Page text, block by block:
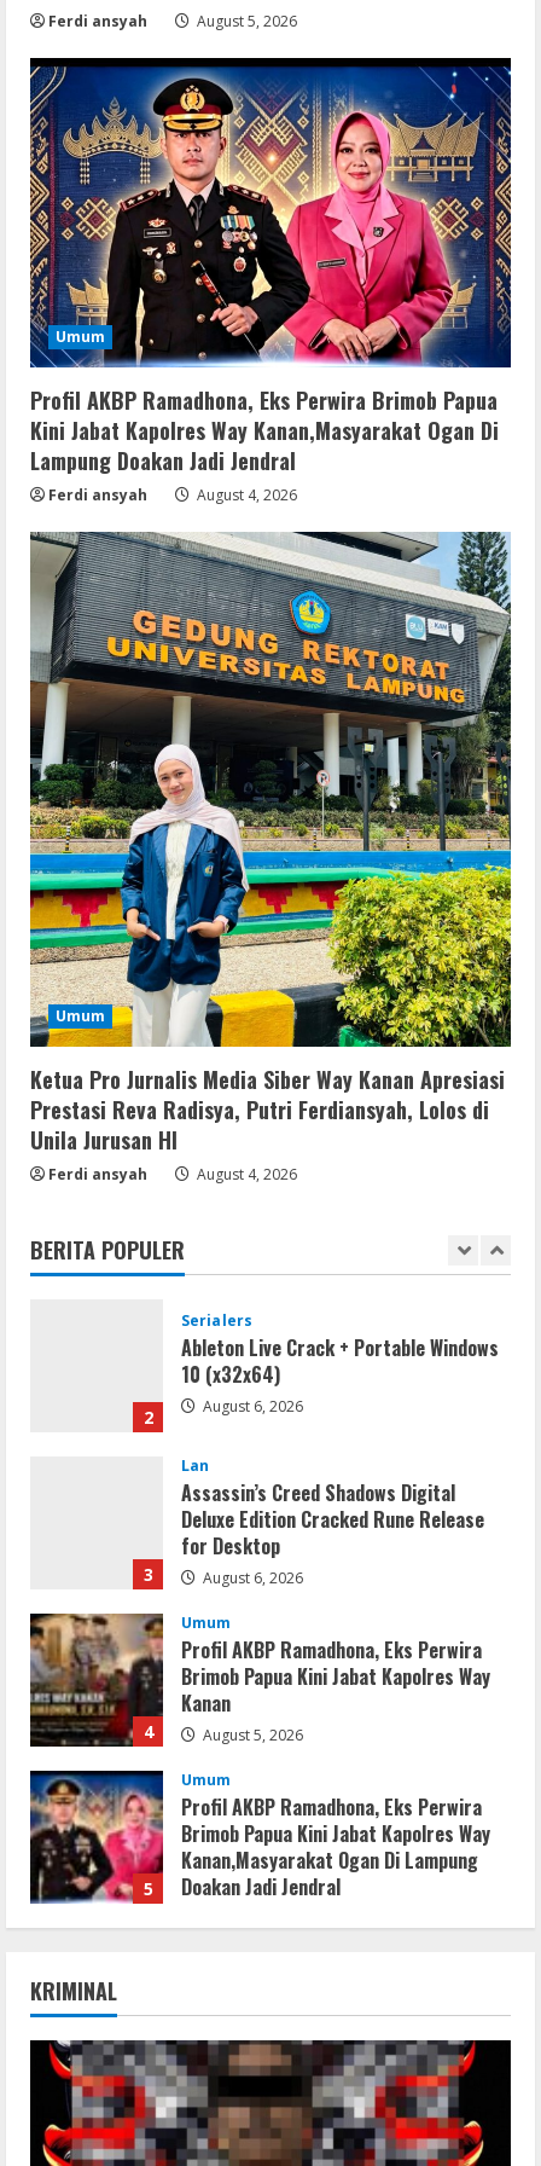
Ferdi ansyah August 5, 2026
Umum
Profil AKBP Ramadhona, Eks Perwira Brimob Papua
Kini Jabat Kapolres Way Kanan,Masyarakat Ogan Di
Lampung Doakan Jadi Jendral
Ferdi ansyah August 4, 2026
Umum
Ketua Pro Jurnalis Media Siber Way Kanan Apresiasi
Prestasi Reva Radisya, Putri Ferdiansyah, Lolos di
Unila Jurusan HI
Ferdi ansyah August 4, 2026
BERITA POPULER
2
Serialers
Ableton Live Crack + Portable Windows
10 (x32x64)
August 6, 2026
3
Lan
Assassin’s Creed Shadows Digital
Deluxe Edition Cracked Rune Release
for Desktop
August 6, 2026
4
Umum
Profil AKBP Ramadhona, Eks Perwira
Brimob Papua Kini Jabat Kapolres Way
Kanan
August 5, 2026
5
Umum
Profil AKBP Ramadhona, Eks Perwira
Brimob Papua Kini Jabat Kapolres Way
Kanan,Masyarakat Ogan Di Lampung
Doakan Jadi Jendral
1
Serialers
MATLAB Crack + Portable Clean
2
Serialers
Ableton Live Crack + Portable Windows
10 (x32x64)
August 6, 2026
3
Lan
Assassin’s Creed Shadows Digital
Deluxe Edition Cracked Rune Release
for Desktop
August 6, 2026
4
Umum
Profil AKBP Ramadhona, Eks Perwira
Brimob Papua Kini Jabat Kapolres Way
Kanan
August 5, 2026
5
Umum
Profil AKBP Ramadhona, Eks Perwira
Brimob Papua Kini Jabat Kapolres Way
Kanan,Masyarakat Ogan Di Lampung
Doakan Jadi Jendral
1
Serialers
Ableton Live Crack + Portable Windows
10 (x32x64)
KRIMINAL